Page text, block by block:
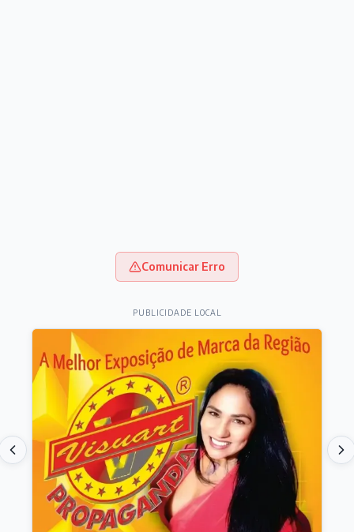
Comunicar Erro
PUBLICIDADE LOCAL